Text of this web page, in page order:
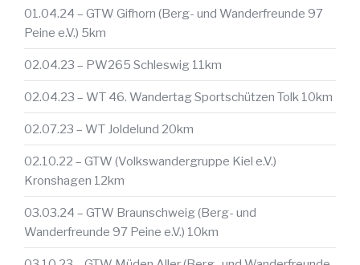
01.04.24 – GTW Gifhorn (Berg- und Wanderfreunde 97
Peine e.V.) 5km
02.04.23 – PW265 Schleswig 11km
02.04.23 – WT 46. Wandertag Sportschützen Tolk 10km
02.07.23 – WT Joldelund 20km
02.10.22 – GTW (Volkswandergruppe Kiel e.V.)
Kronshagen 12km
03.03.24 – GTW Braunschweig (Berg- und
Wanderfreunde 97 Peine e.V.) 10km